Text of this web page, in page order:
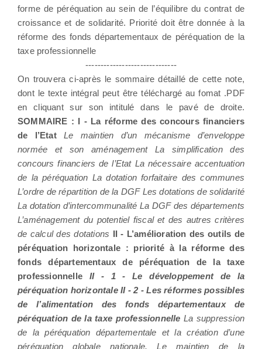
forme de péréquation au sein de l’équilibre du contrat de
croissance et de solidarité. Priorité doit être donnée à la
réforme des fonds départementaux de péréquation de la
taxe professionnelle
------------------------------
On trouvera ci-après le sommaire détaillé de cette note,
dont le texte intégral peut être téléchargé au fomat .PDF
en cliquant sur son intitulé dans le pavé de droite.
SOMMAIRE : I - La réforme des concours financiers
de l’Etat
Le maintien d’un mécanisme d’enveloppe
normée et son aménagement La simplification des
concours financiers de l’Etat La nécessaire accentuation
de la péréquation La dotation forfaitaire des communes
L’ordre de répartition de la DGF Les dotations de solidarité
La dotation d’intercommunalité La DGF des départements
L’aménagement du potentiel fiscal et des autres critères
de calcul des dotations II - L’amélioration des outils de
péréquation horizontale : priorité à la réforme des
fonds départementaux de péréquation de la taxe
professionnelle II - 1 - Le développement de la
péréquation horizontale II - 2 - Les réformes possibles
de l’alimentation des fonds départementaux de
péréquation de la taxe professionnelle La suppression
de la péréquation départementale et la création d’une
péréquation globale nationale. Le maintien de la